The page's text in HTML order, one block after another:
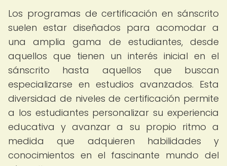
Los programas de certificación en sánscrito
suelen estar diseñados para acomodar a
una amplia gama de estudiantes, desde
aquellos que tienen un interés inicial en el
sánscrito hasta aquellos que buscan
especializarse en estudios avanzados. Esta
diversidad de niveles de certificación permite
a los estudiantes personalizar su experiencia
educativa y avanzar a su propio ritmo a
medida que adquieren habilidades y
conocimientos en el fascinante mundo del